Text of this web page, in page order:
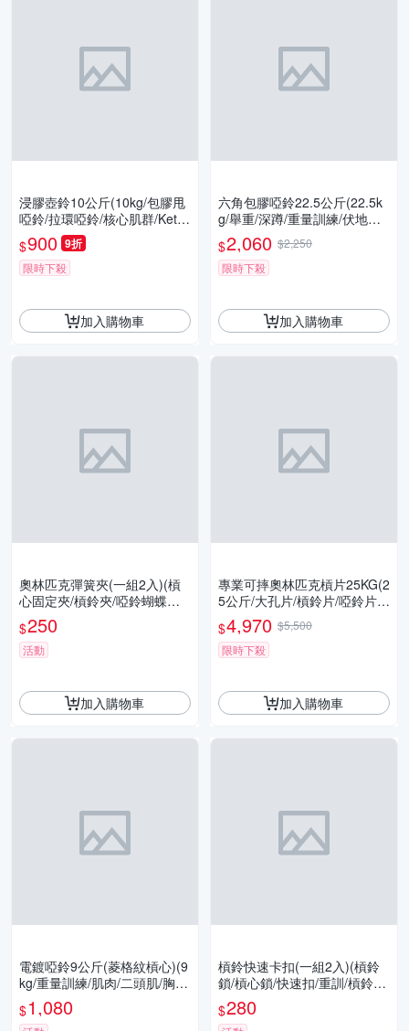
浸膠壺鈴10公斤(10kg/包膠甩
啞鈴/拉環啞鈴/核心肌群/Kettle
Bell)
$900 9折
限時下殺
加入購物車
六角包膠啞鈴22.5公斤(22.5k
g/舉重/深蹲/重量訓練/伏地挺
身器/肌力訓練/二頭肌/胸肌/G
etSport)
$2,060 $2,250
限時下殺
加入購物車
奧林匹克彈簧夾(一組2入)(槓
心固定夾/槓鈴夾/啞鈴蝴蝶夾/
槓片夾/夾型固定鎖/GetSport)
$250
活動
加入購物車
專業可摔奧林匹克槓片25KG(2
5公斤/大孔片/槓鈴片/啞鈴片/
Olympic/硬舉/深蹲/胸推/GetS
port)
$4,970 $5,500
限時下殺
加入購物車
電鍍啞鈴9公斤(菱格紋槓心)(9
kg/重量訓練/肌肉/二頭肌/胸
肌/舉重/GetSport)
$1,080
槓鈴快速卡扣(一組2入)(槓鈴
鎖/槓心鎖/快速扣/重訓/槓鈴卡
扣/槓片鎖/固定環/普通桿/GetS
port)
$280